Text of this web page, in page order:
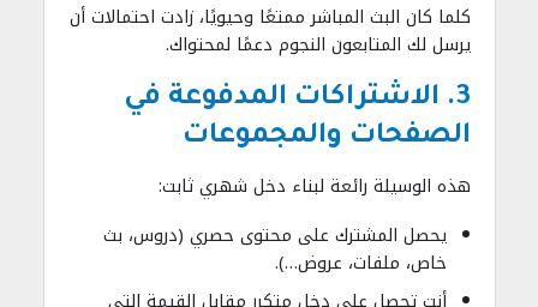
كلما كان البث المباشر ممتعًا وحيويًا، زادت احتمالات أن
يرسل لك المتابعون النجوم دعمًا لمحتواك.
3. الاشتراكات المدفوعة في
الصفحات والمجموعات
هذه الوسيلة رائعة لبناء دخل شهري ثابت:
يحصل المشترك على محتوى حصري (دروس، بث
خاص، ملفات، عروض…).